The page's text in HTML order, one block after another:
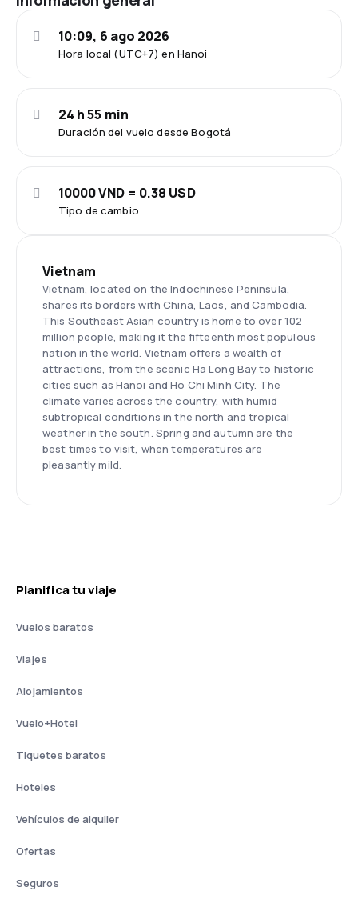
Hora local (UTC+7) en Hanoi
10:09, 6 ago 2026
Duración del vuelo desde Bogotá
24 h 55 min
Tipo de cambio
10000 VND = 0.38 USD
Vietnam
Vietnam, located on the Indochinese Peninsula,
shares its borders with China, Laos, and Cambodia.
This Southeast Asian country is home to over 102
million people, making it the fifteenth most populous
nation in the world. Vietnam offers a wealth of
attractions, from the scenic Ha Long Bay to historic
cities such as Hanoi and Ho Chi Minh City. The
climate varies across the country, with humid
subtropical conditions in the north and tropical
weather in the south. Spring and autumn are the
best times to visit, when temperatures are
pleasantly mild.
Planifica tu viaje
Vuelos baratos
Viajes
Alojamientos
Vuelo+Hotel
Tiquetes baratos
Hoteles
Vehículos de alquiler
Ofertas
Seguros